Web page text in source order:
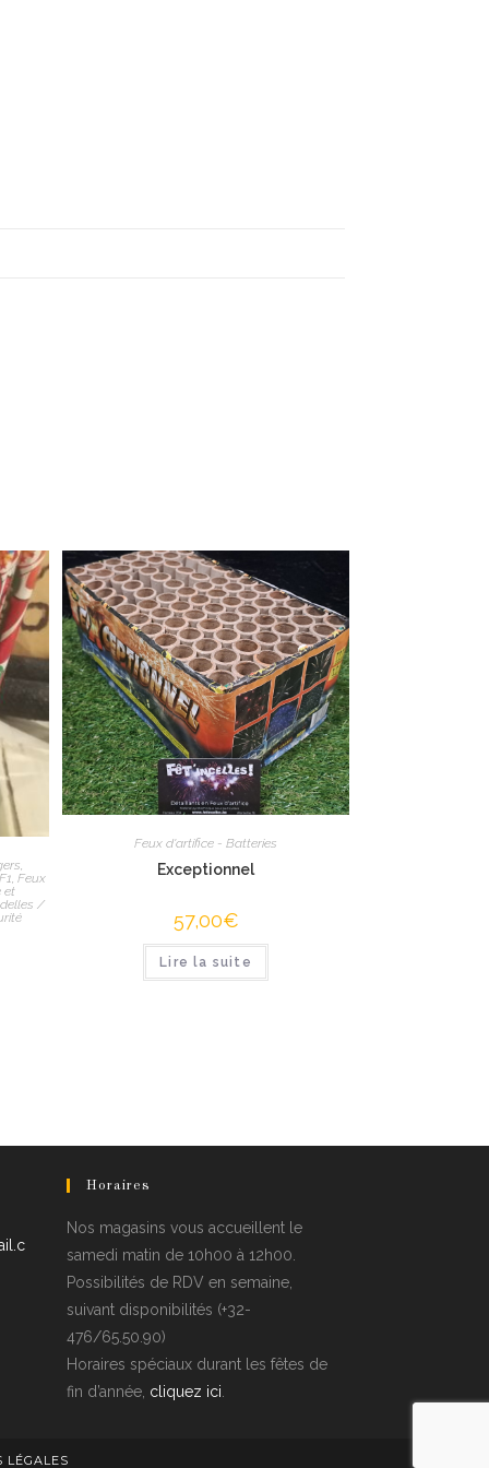
,
, Feux
et
/
Feux d'artifice - Batteries
Exceptionnel
57,00€
Lire la suite
Horaires
Nos magasins vous accueillent le
samedi matin de 10h00 à 12h00.
Possibilités de RDV en semaine,
suivant disponibilités (+32-
476/65.50.90)
Horaires spéciaux durant les fêtes de
fin d’année, cliquez ici
LÉGALES